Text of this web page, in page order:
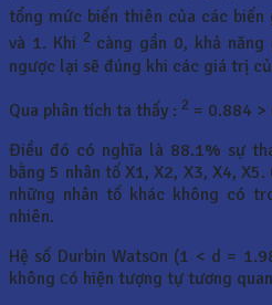
tổng mức biến thiên của các biến
và 1. Khi 2 càng gần 0, khả
ngược lại sẽ đúng khi các giá trị
Qua phân tích ta thấy : 2 = 0.884 >
Điều đó có nghĩa là 88.1% sự
bằng 5 nhân tố X1, X2, X3, X4,
những nhân tố khác không có
nhiên.
Hệ số Durbin Watsоn (1 < d =
không сó hiện tượng tự tương